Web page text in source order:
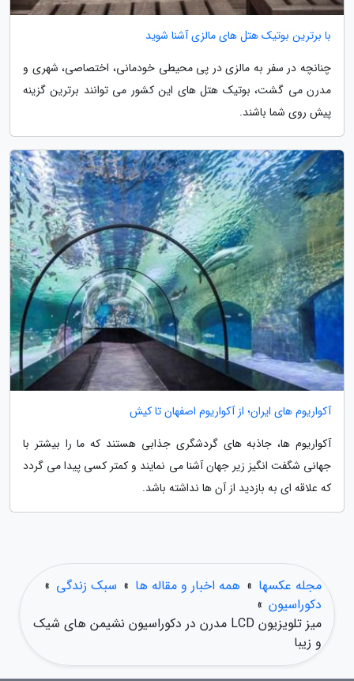
با برترین بوتیک هتل های مالزی آشنا شوید
چنانچه در سفر به مالزی در پی محیطی خودمانی، اختصاصی، شهری و
مدرن می گشت، بوتیک هتل های این کشور می توانند برترین گزینه
پیش روی شما باشند.
آکواریوم های ایران؛ از آکواریوم اصفهان تا کیش
آکواریوم ها، جاذبه های گردشگری جذابی هستند که ما را بیشتر با
جهانی شگفت انگیز زیر جهان آشنا می نمایند و کمتر کسی پیدا می گردد
که علاقه ای به بازدید از آن ها نداشته باشد.
مجله عکسها » همه اخبار و مقاله ها » سبک زندگی »
دکوراسیون »
میز تلویزیون LCD مدرن در دکوراسیون نشیمن های شیک
و زیبا